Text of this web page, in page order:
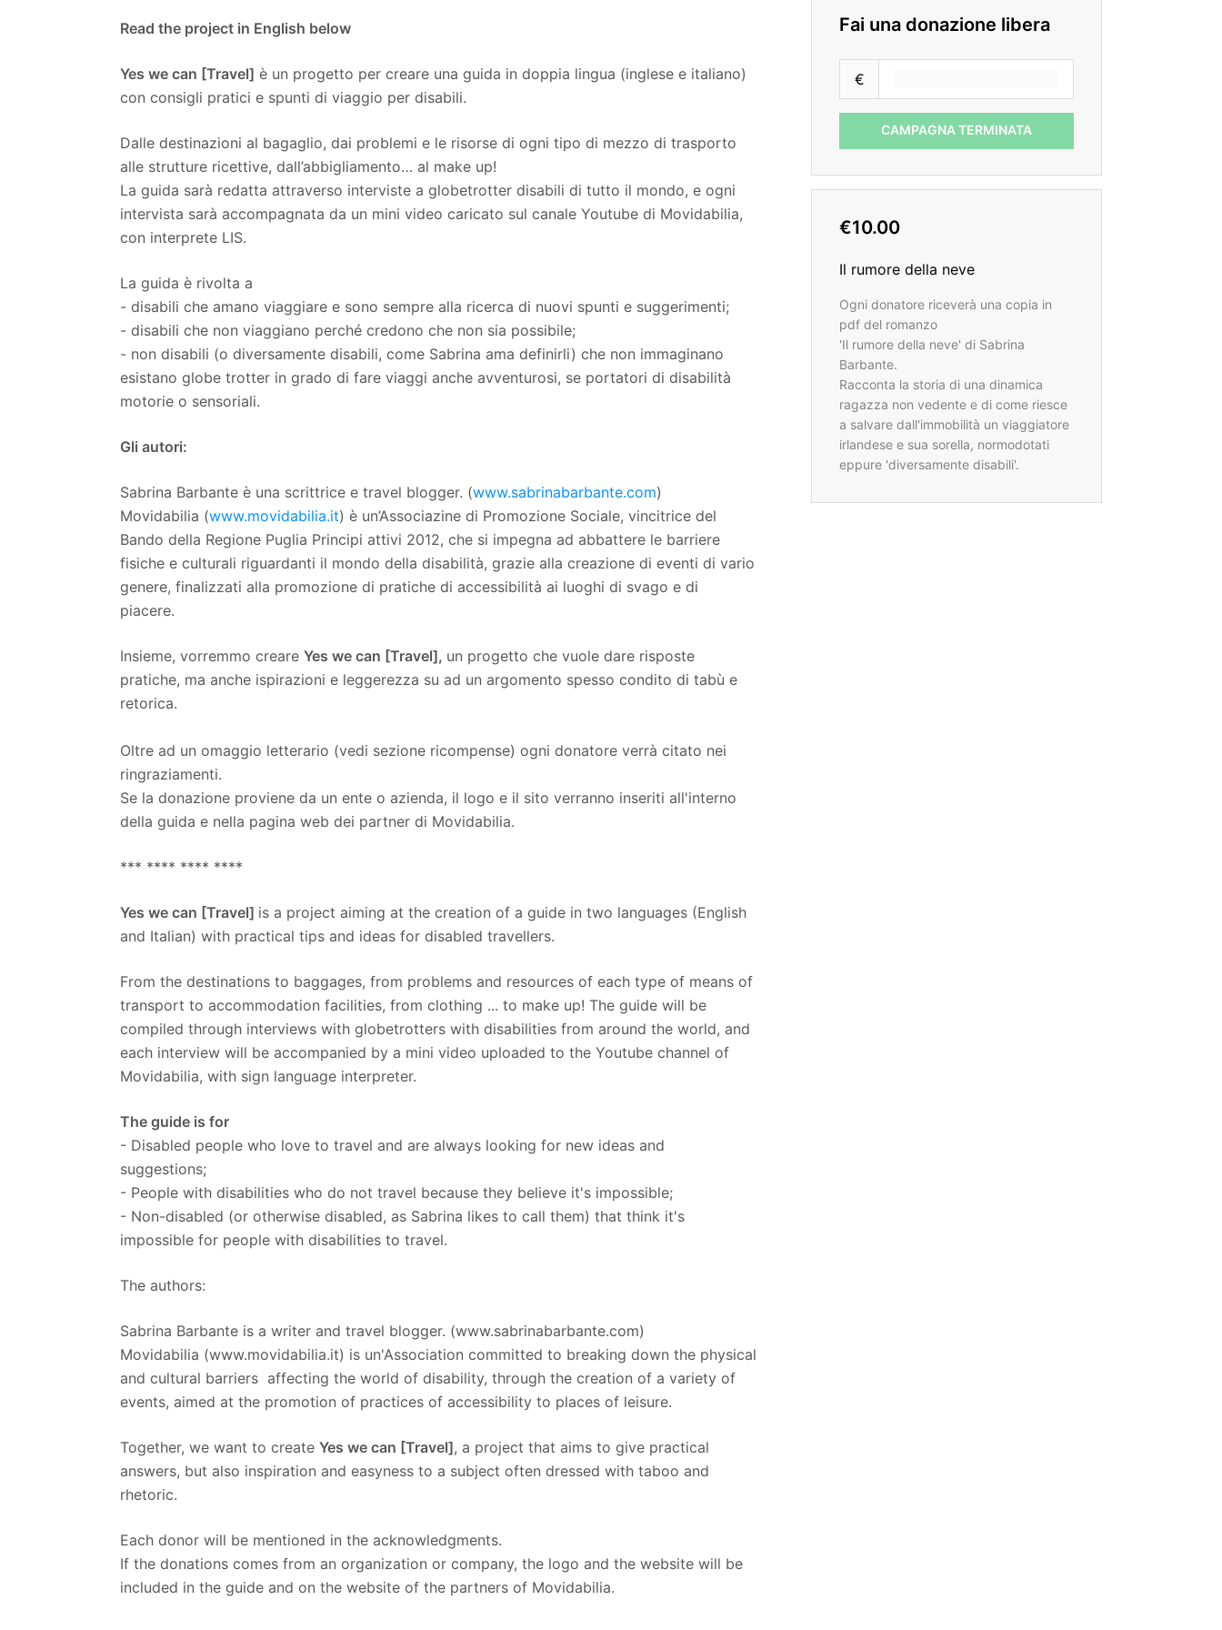
Read the project in English below
Yes we can [Travel] è un progetto per creare una guida in doppia lingua (inglese e italiano)
con consigli pratici e spunti di viaggio per disabili.
Dalle destinazioni al bagaglio, dai problemi e le risorse di ogni tipo di mezzo di trasporto
alle strutture ricettive, dall’abbigliamento… al make up!
La guida sarà redatta attraverso interviste a globetrotter disabili di tutto il mondo, e ogni
intervista sarà accompagnata da un mini video caricato sul canale Youtube di Movidabilia,
con interprete LIS.
La guida è rivolta a
- disabili che amano viaggiare e sono sempre alla ricerca di nuovi spunti e suggerimenti;
- disabili che non viaggiano perché credono che non sia possibile;
- non disabili (o diversamente disabili, come Sabrina ama definirli) che non immaginano
esistano globe trotter in grado di fare viaggi anche avventurosi, se portatori di disabilità
motorie o sensoriali.
Gli autori:
Sabrina Barbante è una scrittrice e travel blogger. (www.sabrinabarbante.com)
Movidabilia (www.movidabilia.it) è un’Associazine di Promozione Sociale, vincitrice del
Bando della Regione Puglia Principi attivi 2012, che si impegna ad abbattere le barriere
fisiche e culturali riguardanti il mondo della disabilità, grazie alla creazione di eventi di vario
genere, finalizzati alla promozione di pratiche di accessibilità ai luoghi di svago e di
piacere.
Insieme, vorremmo creare Yes we can [Travel], un progetto che vuole dare risposte
pratiche, ma anche ispirazioni e leggerezza su ad un argomento spesso condito di tabù e
retorica.
Oltre ad un omaggio letterario (vedi sezione ricompense) ogni donatore verrà citato nei
ringraziamenti.
Se la donazione proviene da un ente o azienda, il logo e il sito verranno inseriti all'interno
della guida e nella pagina web dei partner di Movidabilia.
*** **** **** ****
Yes we can [Travel] is a project aiming at the creation of a guide in two languages ​​(English
and Italian) with practical tips and ideas for disabled travellers.
From the destinations to baggages, from problems and resources of each type of means of
transport to accommodation facilities, from clothing ... to make up! The guide will be
compiled through interviews with globetrotters with disabilities from around the world, and
each interview will be accompanied by a mini video uploaded to the Youtube channel of
Movidabilia, with sign language interpreter.
The guide is for
- Disabled people who love to travel and are always looking for new ideas and
suggestions;
- People with disabilities who do not travel because they believe it's impossible;
- Non-disabled (or otherwise disabled, as Sabrina likes to call them) that think it's
impossible for people with disabilities to travel.
The authors:
Sabrina Barbante is a writer and travel blogger. (www.sabrinabarbante.com)
Movidabilia (www.movidabilia.it) is un'Association committed to breaking down the physical
and cultural barriers affecting the world of disability, through the creation of a variety of
events, aimed at the promotion of practices of accessibility to places of leisure.
Together, we want to create Yes we can [Travel], a project that aims to give practical
answers, but also inspiration and easyness to a subject often dressed with taboo and
rhetoric.
Each donor will be mentioned in the acknowledgments.
If the donations comes from an organization or company, the logo and the website will be
included in the guide and on the website of the partners of Movidabilia.
Fai una donazione libera
€
CAMPAGNA TERMINATA
€10.00
Il rumore della neve
Ogni donatore riceverà una copia in
pdf del romanzo
'Il rumore della neve' di Sabrina
Barbante.
Racconta la storia di una dinamica
ragazza non vedente e di come riesce
a salvare dall'immobilità un viaggiatore
irlandese e sua sorella, normodotati
eppure 'diversamente disabili'.